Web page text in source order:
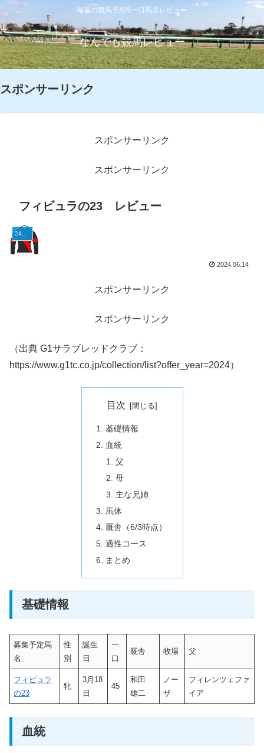
毎週の競馬予想&一口馬主レビュー
なんでも競馬レビュー
スポンサーリンク
スポンサーリンク
スポンサーリンク
フィビュラの23 レビュー
2024.06.14
スポンサーリンク
スポンサーリンク
（出典 G1サラブレッドクラブ：
https://www.g1tc.co.jp/collection/list?offer_year=2024）
目次
基礎情報
血統
父
母
主な兄姉
馬体
厩舎（6/3時点）
適性コース
まとめ
基礎情報
募集予定馬
名
性
別
誕生
日
一
口
厩舎 牧場 父
フィビュラ
の23
牝
3月18
日
45
和田
雄二
ノー
ザ
フィレンツェファ
イア
血統